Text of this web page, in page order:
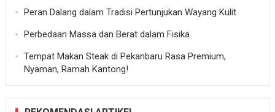
Peran Dalang dalam Tradisi Pertunjukan Wayang Kulit
Perbedaan Massa dan Berat dalam Fisika
Tempat Makan Steak di Pekanbaru Rasa Premium,
Nyaman, Ramah Kantong!